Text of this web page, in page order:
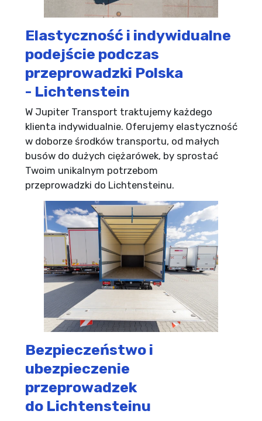
Elastyczność i indywidualne
podejście podczas
przeprowadzki Polska
- Lichtenstein
W Jupiter Transport traktujemy każdego
klienta indywidualnie. Oferujemy elastyczność
w doborze środków transportu, od małych
busów do dużych ciężarówek, by sprostać
Twoim unikalnym potrzebom
przeprowadzki do Lichtensteinu.
Bezpieczeństwo i
ubezpieczenie
przeprowadzek
do Lichtensteinu